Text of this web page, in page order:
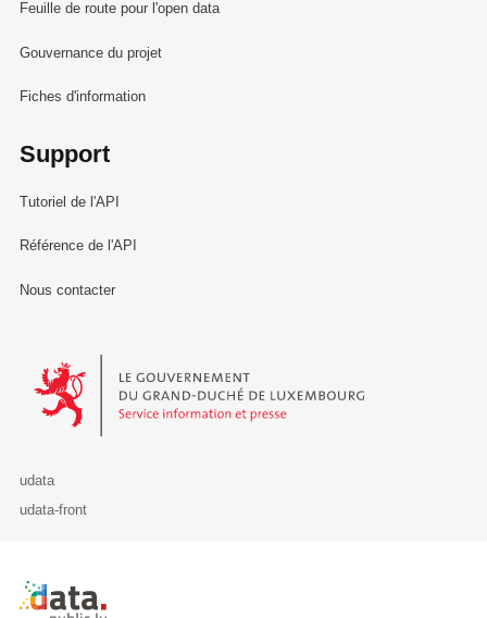
Feuille de route pour l'open data
Gouvernance du projet
Fiches d'information
Support
Tutoriel de l'API
Référence de l'API
Nous contacter
Le Gouvernement du Grand-Duché de Luxembourg - Service
udata
udata-front
Retour à l'accueil de data.public.lu